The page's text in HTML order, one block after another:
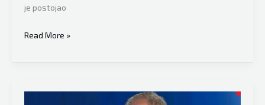
i
put”
je postojao
Nekadašnji
Predsjedništva
Read More »